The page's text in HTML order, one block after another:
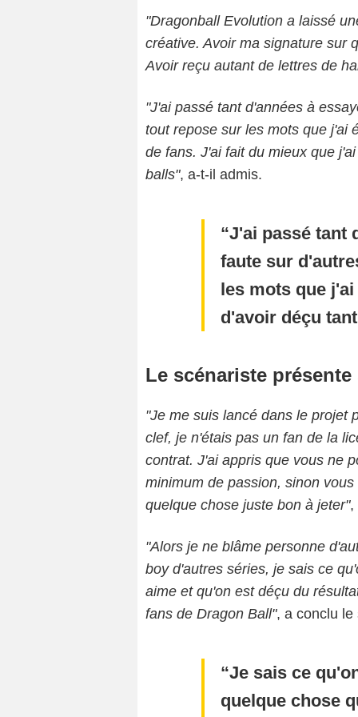
"Dragonball Evolution a laissé
créative. Avoir ma signature sur
Avoir reçu autant de lettres de
"J'ai passé tant d'années à
tout repose sur les mots que j'ai
de fans. J'ai fait du mieux que
balls", a-t-il admis.
J'ai passé tant
faute sur
les mots que
d'avoir déçu
Le scénariste présente
"Je me suis lancé dans le projet
clef, je n'étais pas un fan de la
contrat. J'ai appris que vous ne
minimum de passion, sinon
quelque chose juste bon à jeter",
"Alors je ne blâme personne
boy d'autres séries, je sais ce
aime et qu'on est déçu du
fans de Dragon Ball", a conclu le
Je sais ce
quelque chose